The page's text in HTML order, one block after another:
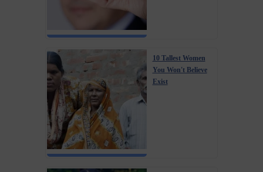
10 Tallest Women
You Won't Believe
Exist